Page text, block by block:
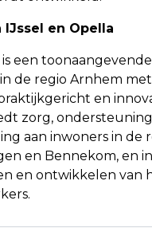
IJssel en Opella
is een
de regio Arnhem
en
zorg,
aan inwoners in de
en Bennekom, en
en ontwikkelen van